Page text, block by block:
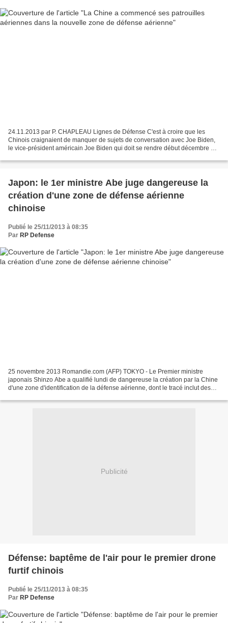
24.11.2013 par P. CHAPLEAU Lignes de Défense C'est à croire que les
Chinois craignaient de manquer de sujets de conversation avec Joe Biden,
le vice-président américain Joe Biden qui doit se rendre début décembre en
Japon: le 1er ministre Abe juge dangereuse la
création d'une zone de défense aérienne
chinoise
Publié le 25/11/2013 à 08:35
Par RP Defense
25 novembre 2013 Romandie.com (AFP) TOKYO - Le Premier ministre
japonais Shinzo Abe a qualifié lundi de dangereuse la création par la Chine
d'une zone d'identification de la défense aérienne, dont le tracé inclut des
Publicité
Défense: baptême de l'air pour le premier drone
furtif chinois
Publié le 25/11/2013 à 08:35
Par RP Defense